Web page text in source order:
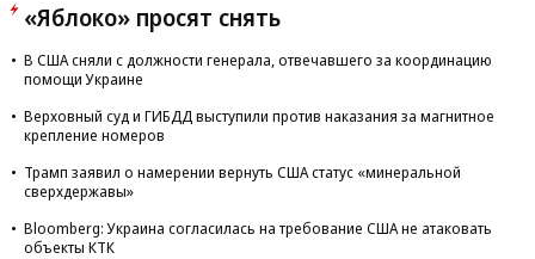
«Яблоко» просят снять
В США сняли с должности генерала, отвечавшего за координацию
помощи Украине
Верховный суд и ГИБДД выступили против наказания за магнитное
крепление номеров
Трамп заявил о намерении вернуть США статус «минеральной
сверхдержавы»
Bloomberg: Украина согласилась на требование США не атаковать
объекты КТК